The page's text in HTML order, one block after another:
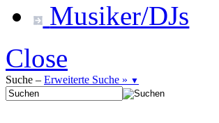
Musiker/DJs
Close
Suche – Erweiterte Suche » ▼